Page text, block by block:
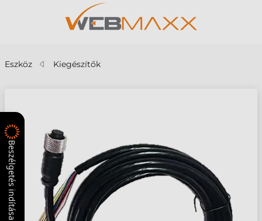
Eszköz Kiegészítők
Beszélgetés indítása